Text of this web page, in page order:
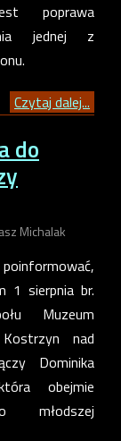
poprawa
jednej z
Czytaj dalej...
do
Michalak
1 sierpnia br.
Muzeum
nad
Dominika
obejmie
młodszej